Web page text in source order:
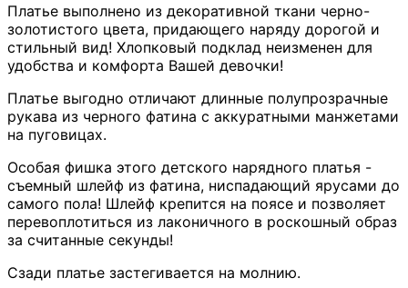
Платье выполнено из декоративной ткани черно-
золотистого цвета, придающего наряду дорогой и
стильный вид! Хлопковый подклад неизменен для
удобства и комфорта Вашей девочки!
Платье выгодно отличают длинные полупрозрачные
рукава из черного фатина с аккуратными манжетами
на пуговицах.
Особая фишка этого детского нарядного платья -
съемный шлейф из фатина, ниспадающий ярусами до
самого пола! Шлейф крепится на поясе и позволяет
перевоплотиться из лаконичного в роскошный образ
за считанные секунды!
Сзади платье застегивается на молнию.